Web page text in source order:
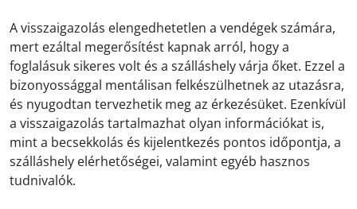
A visszaigazolás elengedhetetlen a vendégek számára,
mert ezáltal megerősítést kapnak arról, hogy a
foglalásuk sikeres volt és a szálláshely várja őket. Ezzel a
bizonyossággal mentálisan felkészülhetnek az utazásra,
és nyugodtan tervezhetik meg az érkezésüket. Ezenkívül
a visszaigazolás tartalmazhat olyan információkat is,
mint a becsekkolás és kijelentkezés pontos időpontja, a
szálláshely elérhetőségei, valamint egyéb hasznos
tudnivalók.